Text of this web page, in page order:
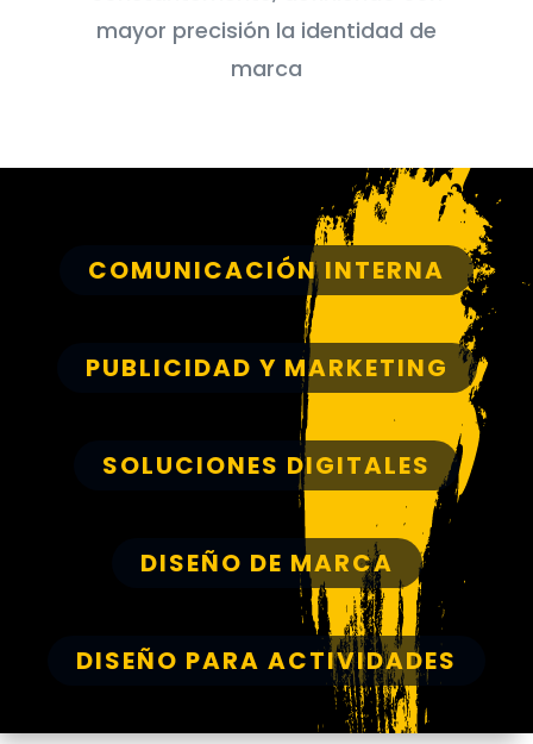
mayor precisión la identidad de
marca
COMUNICACIÓN INTERNA
PUBLICIDAD Y MARKETING
SOLUCIONES DIGITALES
DISEÑO DE MARCA
DISEÑO PARA ACTIVIDADES